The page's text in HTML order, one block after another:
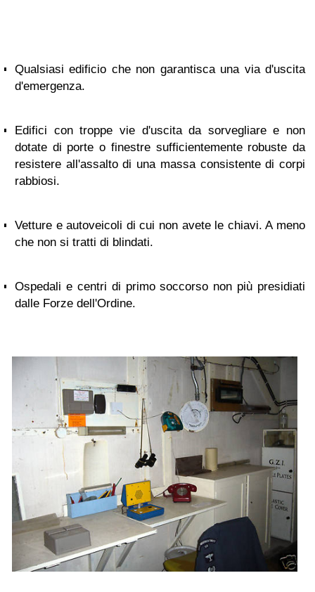
Qualsiasi edificio che non garantisca una via d'uscita
d'emergenza.
Edifici con troppe vie d'uscita da sorvegliare e non
dotate di porte o finestre sufficientemente robuste da
resistere all'assalto di una massa consistente di corpi
rabbiosi.
Vetture e autoveicoli di cui non avete le chiavi. A meno
che non si tratti di blindati.
Ospedali e centri di primo soccorso non più presidiati
dalle Forze dell'Ordine.